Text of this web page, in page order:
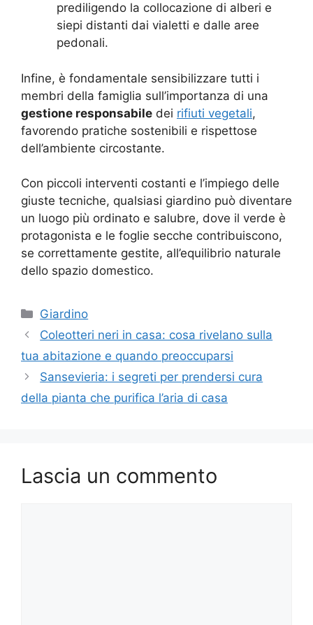
prediligendo la collocazione di alberi e
siepi distanti dai vialetti e dalle aree
pedonali.
Infine, è fondamentale sensibilizzare tutti i
membri della famiglia sull’importanza di una
gestione responsabile dei rifiuti vegetali,
favorendo pratiche sostenibili e rispettose
dell’ambiente circostante.
Con piccoli interventi costanti e l’impiego delle
giuste tecniche, qualsiasi giardino può diventare
un luogo più ordinato e salubre, dove il verde è
protagonista e le foglie secche contribuiscono,
se correttamente gestite, all’equilibrio naturale
dello spazio domestico.
Categorie
Giardino
Coleotteri neri in casa: cosa rivelano sulla
tua abitazione e quando preoccuparsi
Sansevieria: i segreti per prendersi cura
della pianta che purifica l’aria di casa
Lascia un commento